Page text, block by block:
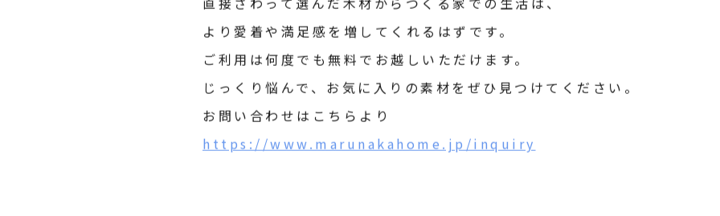
直接さわって選んだ木材からつくる家での生活は、
より愛着や満足感を増してくれるはずです。
ご利用は何度でも無料でお越しいただけます。
じっくり悩んで、お気に入りの素材をぜひ見つけてください。
お問い合わせはこちらより
https://www.marunakahome.jp/inquiry